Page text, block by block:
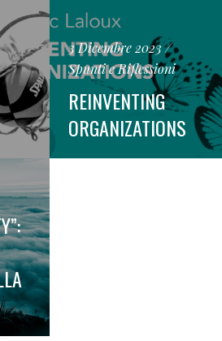
3 Dicembre 2023
Spunti e Riflessioni
REINVENTING
ORGANIZATIONS